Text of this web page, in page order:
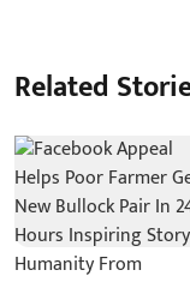
Related